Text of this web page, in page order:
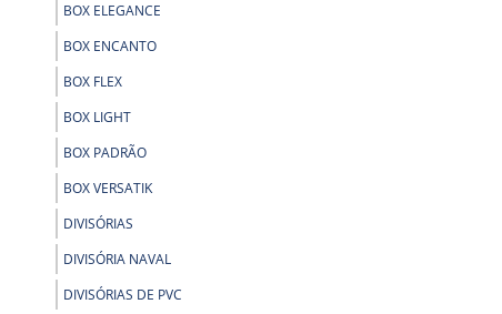
BOX ELEGANCE
BOX ENCANTO
BOX FLEX
BOX LIGHT
BOX PADRÃO
BOX VERSATIK
DIVISÓRIAS
DIVISÓRIA NAVAL
DIVISÓRIAS DE PVC